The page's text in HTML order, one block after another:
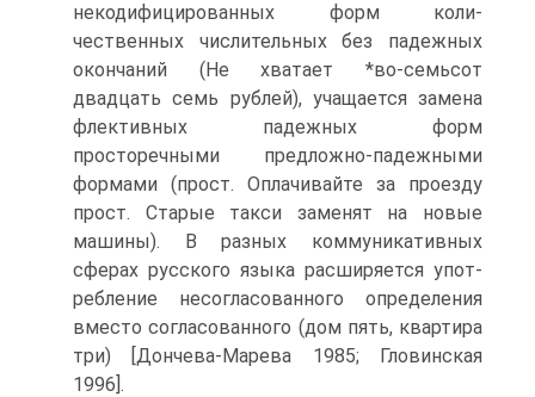
некодифицированных форм коли­
чественных числительных без падежных
окончаний (Не хватает *во-семьсот
двадцать семь рублей), учащается замена
флективных падеж­ных форм
просторечными предложно-падежными
формами (прост. Опла­чивайте за проезду
прост. Старые такси заменят на новые
машины). В разных коммуникативных
сферах русского языка расширяется упот­
ребление несогласованного определения
вместо согласованного (дом пять, квартира
три) [Дончева-Марева 1985; Гловинская
1996].